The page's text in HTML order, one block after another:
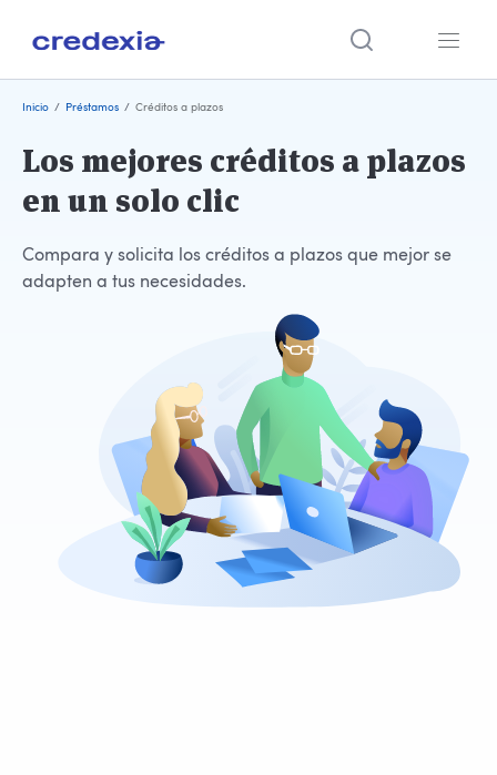
Inicio / Préstamos / Créditos a plazos
Los mejores créditos a plazos
en un solo clic
Compara y solicita los créditos a plazos que mejor se
adapten a tus necesidades.